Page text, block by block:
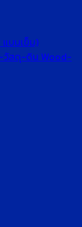
บบเข็ม)
วัสดุ-ดิน Wood-